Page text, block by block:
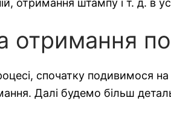
отримання штампу і т. д. в
отримання
спочатку подивимося
Далі будемо більш